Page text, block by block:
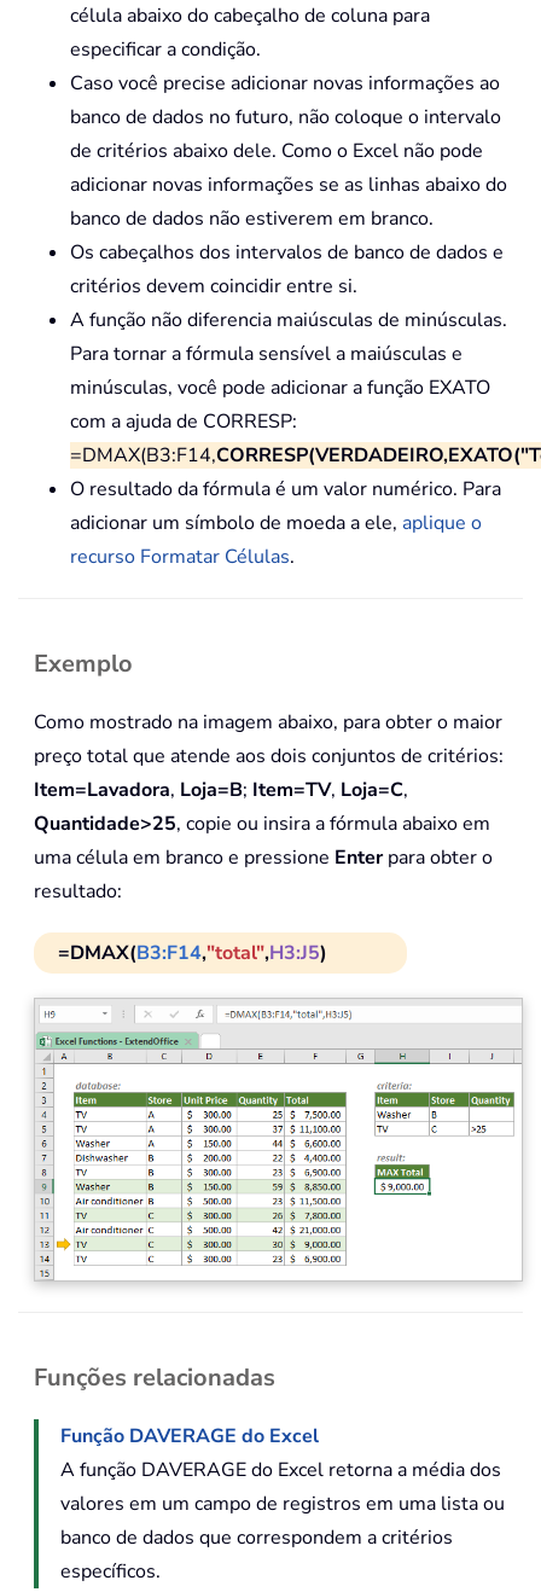
célula abaixo do cabeçalho de coluna para
especificar a condição.
Caso você precise adicionar novas informações ao
banco de dados no futuro, não coloque o intervalo
de critérios abaixo dele. Como o Excel não pode
adicionar novas informações se as linhas abaixo do
banco de dados não estiverem em branco.
Os cabeçalhos dos intervalos de banco de dados e
critérios devem coincidir entre si.
A função não diferencia maiúsculas de minúsculas.
Para tornar a fórmula sensível a maiúsculas e
minúsculas, você pode adicionar a função EXATO
com a ajuda de CORRESP:
=DMAX(B3:F14,
O resultado da fórmula é um valor numérico. Para
adicionar um símbolo de moeda a ele, aplique o
recurso Formatar Células.
Exemplo
Como mostrado na imagem abaixo, para obter o maior
preço total que atende aos dois conjuntos de critérios:
Item=Lavadora, Loja=B; Item=TV, Loja=C,
Quantidade>25, copie ou insira a fórmula abaixo em
uma célula em branco e pressione Enterpara obter o
resultado:
=DMAX(B3:F14,"total",H3:J5)
Funções relacionadas
Função DAVERAGE do Excel
A função DAVERAGE do Excel retorna a média dos
valores em um campo de registros em uma lista ou
banco de dados que correspondem a critérios
específicos.